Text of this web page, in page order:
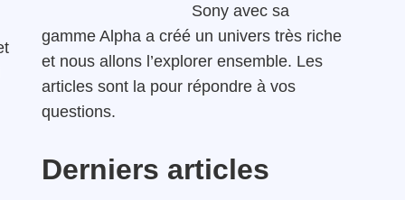
Sony avec sa
gamme Alpha a créé un univers très riche
et nous allons l’explorer ensemble. Les
articles sont la pour répondre à vos
questions.
Derniers articles